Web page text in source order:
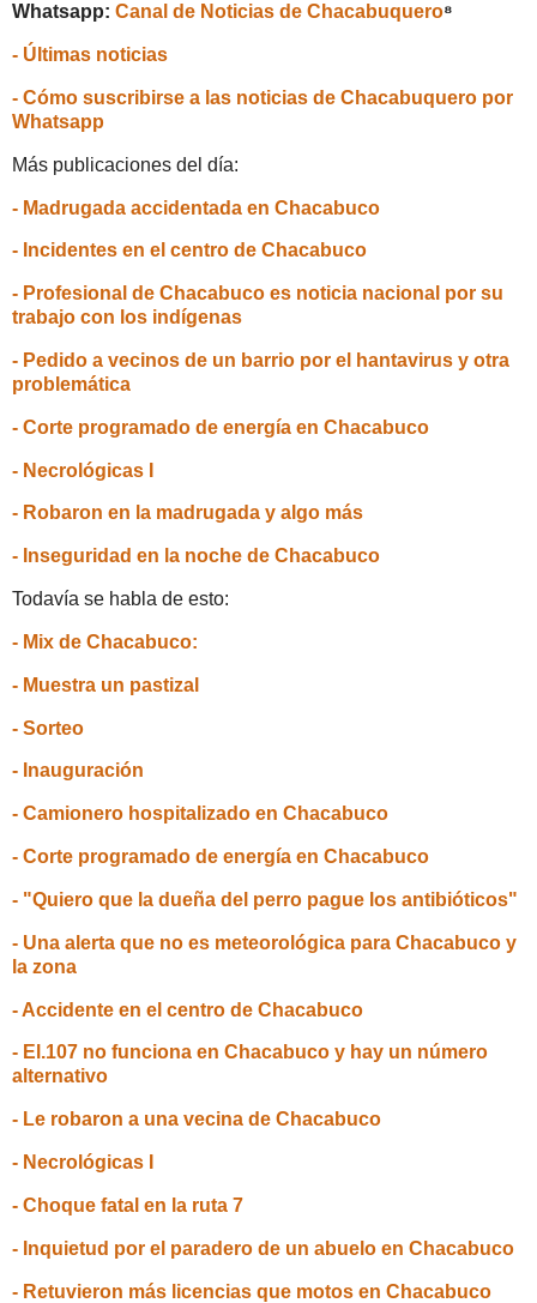
Whatsapp: Canal de Noticias de Chacabuquero⁸
- Últimas noticias
- Cómo suscribirse a las noticias de Chacabuquero por
Whatsapp
Más publicaciones del día:
- Madrugada accidentada en Chacabuco
- Incidentes en el centro de Chacabuco
- Profesional de Chacabuco es noticia nacional por su
trabajo con los indígenas
- Pedido a vecinos de un barrio por el hantavirus y otra
problemática
- Corte programado de energía en Chacabuco
- Necrológicas I
- Robaron en la madrugada y algo más
- Inseguridad en la noche de Chacabuco
Todavía se habla de esto:
- Mix de Chacabuco:
- Muestra un pastizal
- Sorteo
- Inauguración
- Camionero hospitalizado en Chacabuco
- Corte programado de energía en Chacabuco
- "Quiero que la dueña del perro pague los antibióticos"
- Una alerta que no es meteorológica para Chacabuco y
la zona
- Accidente en el centro de Chacabuco
- El.107 no funciona en Chacabuco y hay un número
alternativo
- Le robaron a una vecina de Chacabuco
- Necrológicas I
- Choque fatal en la ruta 7
- Inquietud por el paradero de un abuelo en Chacabuco
- Retuvieron más licencias que motos en Chacabuco